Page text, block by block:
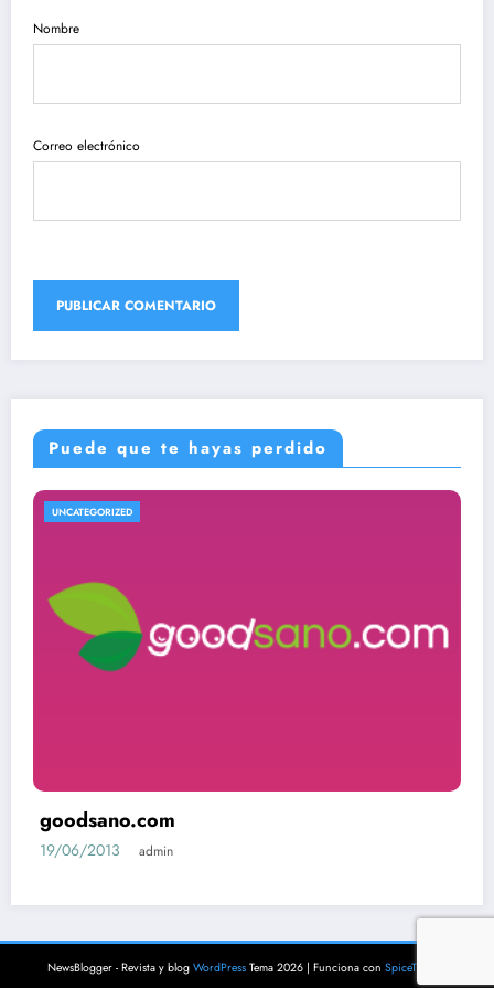
Nombre
Correo electrónico
Puede que te hayas perdido
UNCATEGORIZED
goodsano.com
19/06/2013 admin
NewsBlogger - Revista y blog WordPressTema 2026 | Funciona con SpiceThemes